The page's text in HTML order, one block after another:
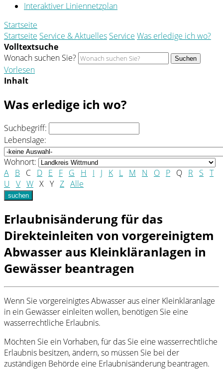
Interaktiver Liniennetzplan
Startseite
Startseite Service & Aktuelles Service Was erledige ich wo?
Volltextsuche
Wonach suchen Sie?
Suchen
Vorlesen
Inhalt
Was erledige ich wo?
Suchbegriff:
Lebenslage:
Wohnort:
A B C D E F G H I J K L M N O P Q R S T
U
V W X Y Z Alle
suchen
Erlaubnisänderung für das
Direkteinleiten von vorgereinigtem
Abwasser aus Kleinkläranlagen in
Gewässer beantragen
Wenn Sie vorgereinigtes Abwasser aus einer Kleinkläranlage
in ein Gewässer einleiten wollen, benötigen Sie eine
wasserrechtliche Erlaubnis.
Möchten Sie ein Vorhaben, für das Sie eine wasserrechtliche
Erlaubnis besitzen, ändern, so müssen Sie bei der
zuständigen Behörde eine Erlaubnisänderung beantragen.